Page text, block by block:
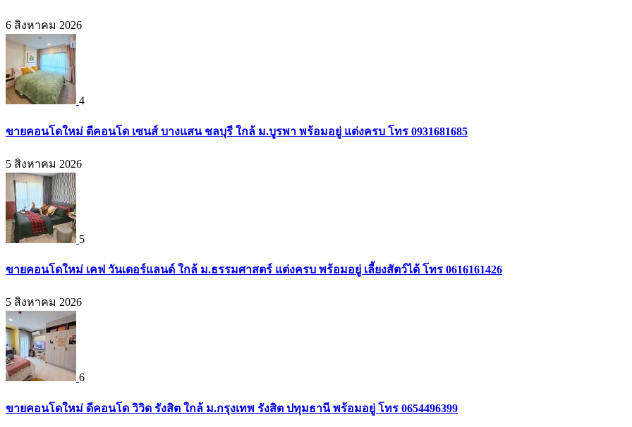
6 สิงหาคม 2026
4
ขายคอนโดใหม่ ดีคอนโด เซนส์ บางแสน ชลบุรี ใกล้ ม.บูรพา พร้อมอยู่ แต่งครบ โทร 0931681685
5 สิงหาคม 2026
5
ขายคอนโดใหม่ เคฟ วันเดอร์แลนด์ ใกล้ ม.ธรรมศาสตร์ แต่งครบ พร้อมอยู่ เลี้ยงสัตว์ได้ โทร 0616161426
5 สิงหาคม 2026
6
ขายคอนโดใหม่ ดีคอนโด วิวิด รังสิต ใกล้ ม.กรุงเทพ รังสิต ปทุมธานี พร้อมอยู่ โทร 0654496399